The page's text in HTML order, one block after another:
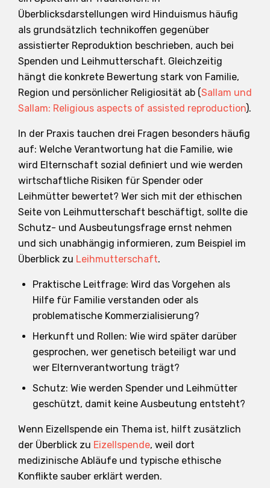
Überblicksdarstellungen wird Hinduismus häufig
als grundsätzlich technikoffen gegenüber
assistierter Reproduktion beschrieben, auch bei
Spenden und Leihmutterschaft. Gleichzeitig
hängt die konkrete Bewertung stark von Familie,
Region und persönlicher Religiosität ab (Sallam und
Sallam: Religious aspects of assisted reproduction).
In der Praxis tauchen drei Fragen besonders häufig
auf: Welche Verantwortung hat die Familie, wie
wird Elternschaft sozial definiert und wie werden
wirtschaftliche Risiken für Spender oder
Leihmütter bewertet? Wer sich mit der ethischen
Seite von Leihmutterschaft beschäftigt, sollte die
Schutz- und Ausbeutungsfrage ernst nehmen
und sich unabhängig informieren, zum Beispiel im
Überblick zu Leihmutterschaft.
Praktische Leitfrage: Wird das Vorgehen als
Hilfe für Familie verstanden oder als
problematische Kommerzialisierung?
Herkunft und Rollen: Wie wird später darüber
gesprochen, wer genetisch beteiligt war und
wer Elternverantwortung trägt?
Schutz: Wie werden Spender und Leihmütter
geschützt, damit keine Ausbeutung entsteht?
Wenn Eizellspende ein Thema ist, hilft zusätzlich
der Überblick zu Eizellspende, weil dort
medizinische Abläufe und typische ethische
Konflikte sauber erklärt werden.